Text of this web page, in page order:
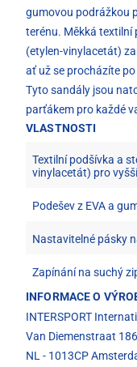
gumovou podrážkou
terénu. Měkká textilní
(etylen-vinylacetát)
ať už se procházíte
Tyto sandály jsou
parťákem pro každé
VLASTNOSTI
Textilní podšívka a
vinylacetát) pro
Podešev z EVA a
Nastavitelné pásky
Zapínání na suchý
INFORMACE O
INTERSPORT
Van Diemenstraat 186
NL - 1013CP